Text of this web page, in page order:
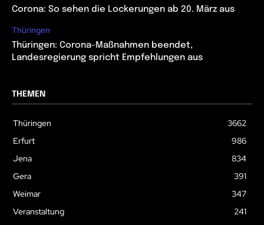
Corona: So sehen die Lockerungen ab 20. März aus
Thüringen
Thüringen: Corona-Maßnahmen beendet,
Landesregierung spricht Empfehlungen aus
THEMEN
Thüringen
3662
Erfurt
986
Jena
834
Gera
391
Weimar
347
Veranstaltung
241